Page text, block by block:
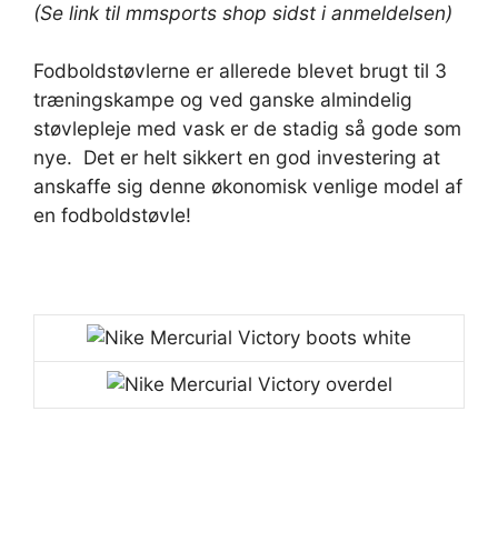
(Se link til mmsports shop sidst i anmeldelsen)
Fodboldstøvlerne er allerede blevet brugt til 3
træningskampe og ved ganske almindelig
støvlepleje med vask er de stadig så gode som
nye. Det er helt sikkert en god investering at
anskaffe sig denne økonomisk venlige model af
en fodboldstøvle!